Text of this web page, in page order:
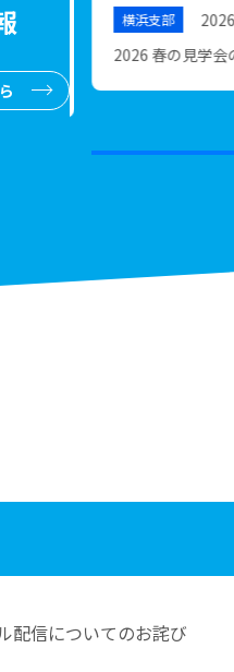
鹿島柏会
2026年度（第38
配信についてのお詫び